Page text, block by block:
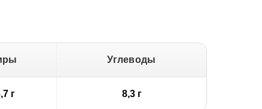
Углеводы
г 8,3 г